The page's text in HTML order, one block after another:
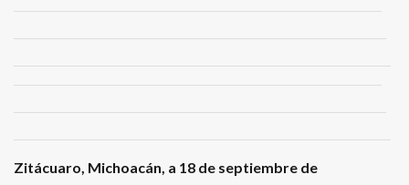
Zitácuaro, Michoacán, a 18 de septiembre de